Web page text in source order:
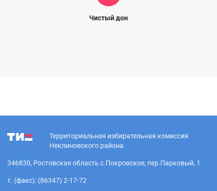
Чистый дон
Территориальная избирательная комиссия
Неклиновского района
346830, Ростовская область с.Покровское, пер.Парковый, 1
т. (факс): (86347) 2-17-72